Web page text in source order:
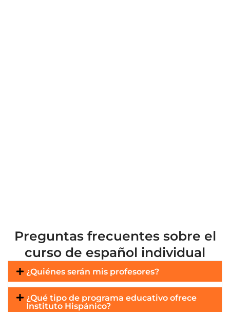
Preguntas frecuentes sobre el
curso de español individual
¿Quiénes serán mis profesores?
¿Qué tipo de programa educativo ofrece
Instituto Hispánico?